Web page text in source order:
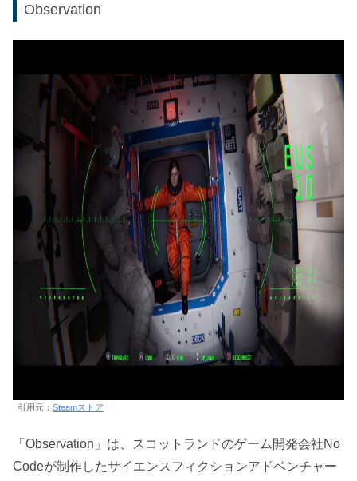
Observation
引用元： Steamストア
「Observation」は、スコットランドのゲーム開発会社No
Codeが制作したサイエンスフィクションアドベンチャー